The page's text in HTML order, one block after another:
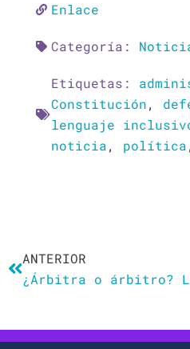
Enlace
Categoría:
Etiquetas:
Constitución,
lenguaje
noticia, política
ANTERIOR